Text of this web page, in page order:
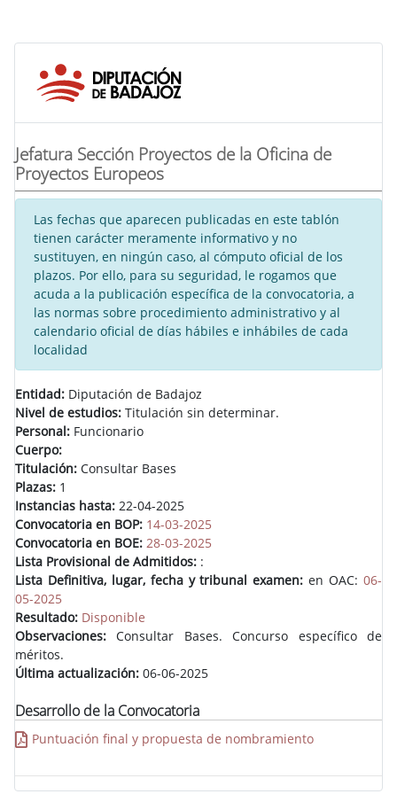
Jefatura Sección Proyectos de la Oficina de
Proyectos Europeos
Las fechas que aparecen publicadas en este tablón
tienen carácter meramente informativo y no
sustituyen, en ningún caso, al cómputo oficial de los
plazos. Por ello, para su seguridad, le rogamos que
acuda a la publicación específica de la convocatoria, a
las normas sobre procedimiento administrativo y al
calendario oficial de días hábiles e inhábiles de cada
localidad
Entidad: Diputación de Badajoz
Nivel de estudios: Titulación sin determinar.
Personal: Funcionario
Cuerpo:
Titulación: Consultar Bases
Plazas: 1
Instancias hasta: 22-04-2025
Convocatoria en BOP: 14-03-2025
Convocatoria en BOE: 28-03-2025
Lista Provisional de Admitidos: :
Lista Definitiva, lugar, fecha y tribunal examen: en OAC:06-
05-2025
Resultado: Disponible
Observaciones: Consultar Bases. Concurso específico de
méritos.
Última actualización: 06-06-2025
Desarrollo de la Convocatoria
Puntuación final y propuesta de nombramiento